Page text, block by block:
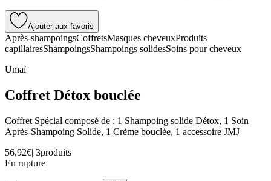
Ajouter aux favoris
Après-shampoingsCoffretsMasques cheveuxProduits
capillairesShampoingsShampoings solidesSoins pour cheveux
Umaï
Coffret Détox bouclée
Coffret Spécial composé de : 1 Shampoing solide Détox, 1 Soin
Après-Shampoing Solide, 1 Crème bouclée, 1 accessoire JMJ
56,92€| 3produits
En rupture